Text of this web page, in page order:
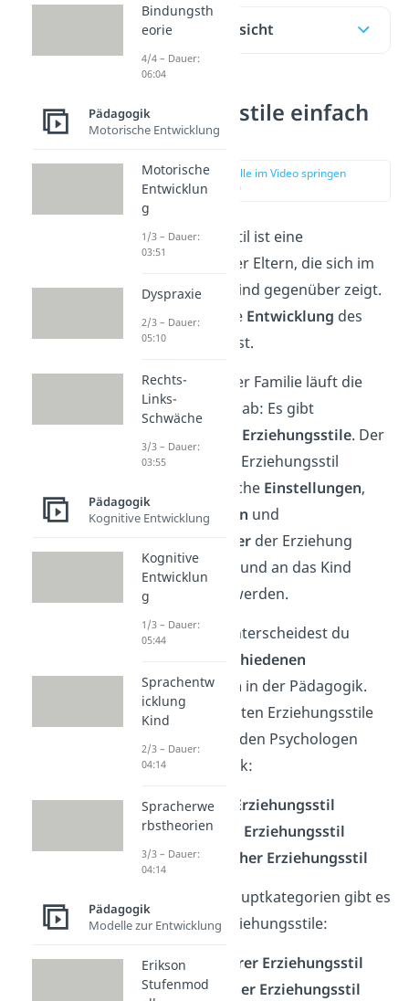
Inhaltsübersicht
Erziehungsstile einfach
erklärt
zur Stelle im Video springen
(00:15)
Der Erziehungsstil ist eine
Grundhaltung der Eltern, die sich im
Verhalten dem Kind gegenüber zeigt.
Dadurch wird dieEntwicklung des
Kindes beeinflusst.
Aber nicht in jeder Familie läuft die
Erziehung gleich ab: Es gibt
Erziehungsstile. Der
jeweils gewählte Erziehungsstil
entscheidet, welche Einstellungen,
Zielvorstellungen und
Verhaltensmusterder Erziehung
zugrunde liegen und an das Kind
weitergegeben werden.
Grundsätzlich unterscheidest du
8 verschiedenen
Erziehungsstilen in der Pädagogik.
Drei der wichtigsten Erziehungsstile
gehen dabei auf den Psychologen
Kurt Lewin zurück:
Autoritärer Erziehungsstil
Laissez-Faire Erziehungsstil
Demokratischer Erziehungsstil
Neben diesen Hauptkategorien gibt es
noch weitere Erziehungsstile:
Antiautoritärer Erziehungsstil
Autokratischer Erziehungsstil
Bindungsth
eorie
4/4 – Dauer:
06:04
Pädagogik
Motorische Entwicklung
Motorische
Entwicklun
g
1/3 – Dauer:
03:51
Dyspraxie
2/3 – Dauer:
05:10
Rechts-
Links-
Schwäche
3/3 – Dauer:
03:55
Pädagogik
Kognitive Entwicklung
Kognitive
Entwicklun
g
1/3 – Dauer:
05:44
Sprachentw
icklung
Kind
2/3 – Dauer:
04:14
Spracherwe
rbstheorien
3/3 – Dauer:
04:14
Pädagogik
Modelle zur Entwicklung
Erikson
Stufenmod